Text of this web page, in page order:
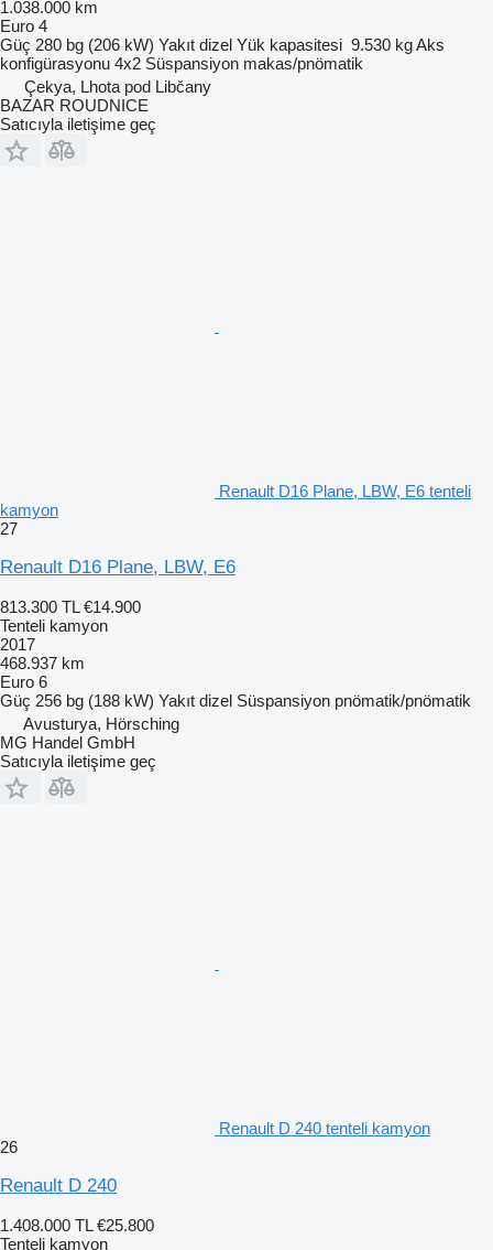
1.038.000 km
Euro 4
Güç 280 bg (206 kW) Yakıt dizel Yük kapasitesi 9.530 kgAks
konfigürasyonu 4x2 Süspansiyon makas/pnömatik
Çekya, Lhota pod Libčany
BAZAR ROUDNICE
Satıcıyla iletişime geç
Renault D16 Plane, LBW, E6 tenteli
kamyon
27
Renault D16 Plane, LBW, E6
813.300 TL €14.900
Tenteli kamyon
2017
468.937 km
Euro 6
Güç 256 bg (188 kW) Yakıt dizel Süspansiyon pnömatik/pnömatik
Avusturya, Hörsching
MG Handel GmbH
Satıcıyla iletişime geç
Renault D 240 tenteli kamyon
26
Renault D 240
1.408.000 TL €25.800
Tenteli kamyon